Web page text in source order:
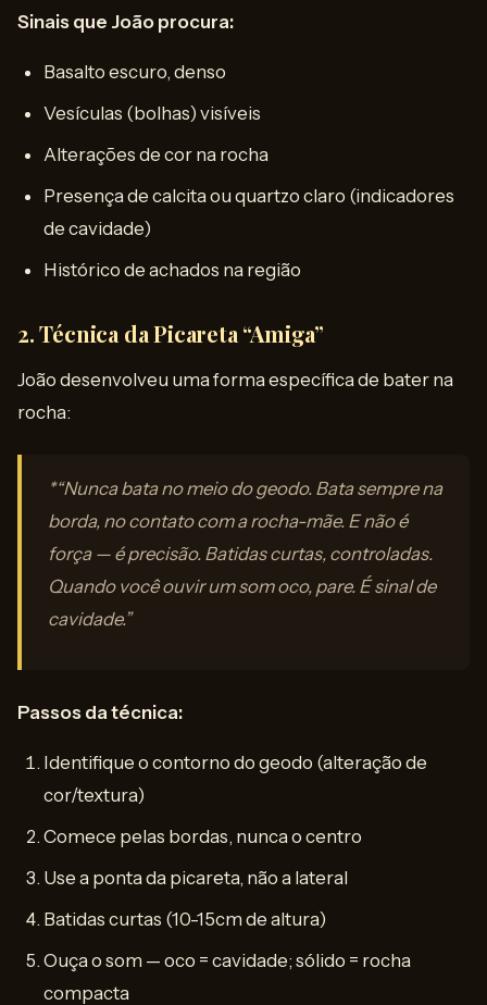
Sinais que João procura:
Basalto escuro, denso
Vesículas (bolhas) visíveis
Alterações de cor na rocha
Presença de calcita ou quartzo claro (indicadores
de cavidade)
Histórico de achados na região
2. Técnica da Picareta “Amiga”
João desenvolveu uma forma específica de bater na
rocha:
*“Nunca bata no meio do geodo. Bata sempre na
borda, no contato com a rocha-mãe. E não é
força — é precisão. Batidas curtas, controladas.
Quando você ouvir um som oco, pare. É sinal de
cavidade.”
Passos da técnica:
Identifique o contorno do geodo (alteração de
cor/textura)
Comece pelas bordas, nunca o centro
Use a ponta da picareta, não a lateral
Batidas curtas (10-15cm de altura)
Ouça o som — oco = cavidade; sólido = rocha
compacta